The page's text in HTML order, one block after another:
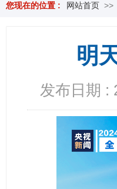
您现在的位置 : 网站首页 >>
明
发布日期 :